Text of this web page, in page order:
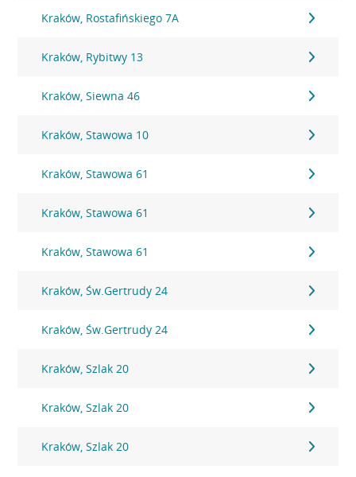
Kraków, Rostafińskiego 7A
Kraków, Rybitwy 13
Kraków, Siewna 46
Kraków, Stawowa 10
Kraków, Stawowa 61
Kraków, Stawowa 61
Kraków, Stawowa 61
Kraków, Św.Gertrudy 24
Kraków, Św.Gertrudy 24
Kraków, Szlak 20
Kraków, Szlak 20
Kraków, Szlak 20